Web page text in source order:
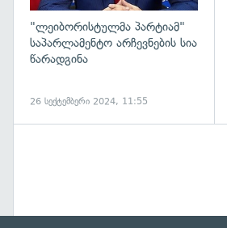
"ლეიბორისტულმა პარტიამ"
საპარლამენტო არჩევნების სია
წარადგინა
26 სექტემბერი 2024, 11:55